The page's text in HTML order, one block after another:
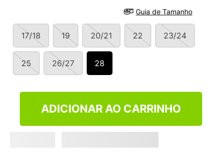
Guia de Tamanho
17/18 19 20/21 22 23/24
25 26/27 28
ADICIONAR AO CARRINHO
10º NEW 530